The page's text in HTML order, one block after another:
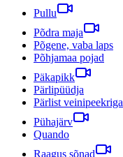
Pullu
Põdra maja
Põgene, vaba laps
Põhjamaa pojad
Päkapikk
Pärlipüüdja
Pärlist veinipeekriga
Pühajärv
Quando
Raagus sõnad